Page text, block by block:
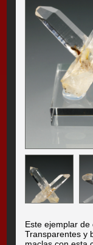
Este ejemplar de
Transparentes y